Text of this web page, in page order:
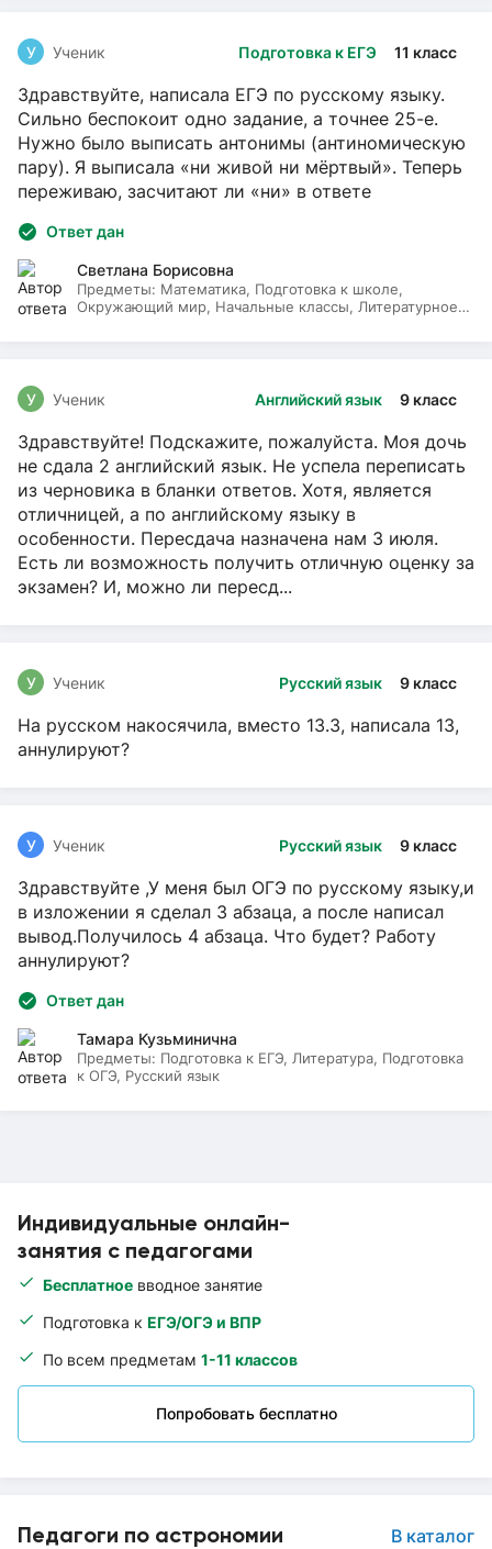
Индивидуальные онлайн-
занятия с педагогами
Бесплатное вводное занятие
Подготовка к ЕГЭ/ОГЭ и ВПР
По всем предметам 1-11 классов
Попробовать бесплатно
Педагоги по астрономии В каталог
Подготовка к ЕГЭ 11 класс
У Ученик
Здравствуйте, написала ЕГЭ по русскому языку.
Сильно беспокоит одно задание, а точнее 25-е.
Нужно было выписать антонимы (антиномическую
пару). Я выписала «ни живой ни мёртвый». Теперь
переживаю, засчитают ли «ни» в ответе
Ответ дан
Светлана Борисовна
Предметы: Математика, Подготовка к школе,
Окружающий мир, Начальные классы, Литературное
Английский язык 9 класс
У Ученик
Здравствуйте! Подскажите, пожалуйста. Моя дочь
не сдала 2 английский язык. Не успела переписать
из черновика в бланки ответов. Хотя, является
отличницей, а по английскому языку в
особенности. Пересдача назначена нам 3 июля.
Есть ли возможность получить отличную оценку за
экзамен? И, можно ли пересд...
Русский язык 9 класс
У Ученик
На русском накосячила, вместо 13.3, написала 13,
аннулируют?
Русский язык 9 класс
У Ученик
Здравствуйте ,У меня был ОГЭ по русскому языку,и
в изложении я сделал 3 абзаца, а после написал
вывод.Получилось 4 абзаца. Что будет? Работу
аннулируют?
Ответ дан
Тамара Кузьминична
Предметы: Подготовка к ЕГЭ, Литература, Подготовка
к ОГЭ, Русский язык